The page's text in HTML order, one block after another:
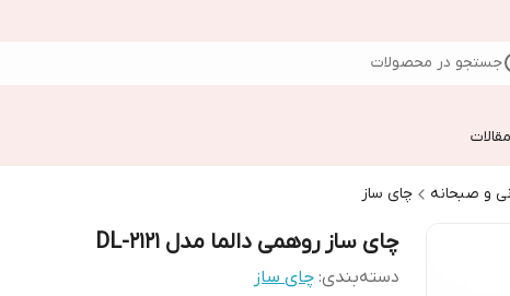
جستجو در محصولات
مقالات
و صبحانه چای ساز
چای ساز روهمی دالما مدل DL-2121
دسته‌بندی:چای ساز